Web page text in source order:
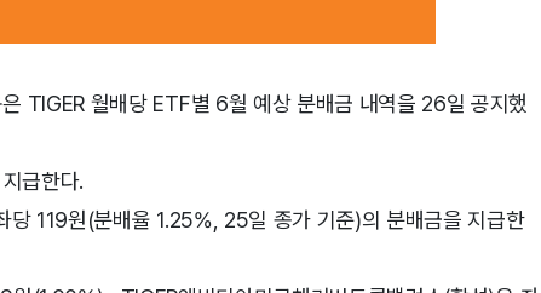
TIGER 월배당 ETF별 6월 예상 분배금 내역을 26일 공지했
급한다.
당 119원(분배율 1.25%, 25일 종가 기준)의 분배금을 지급한